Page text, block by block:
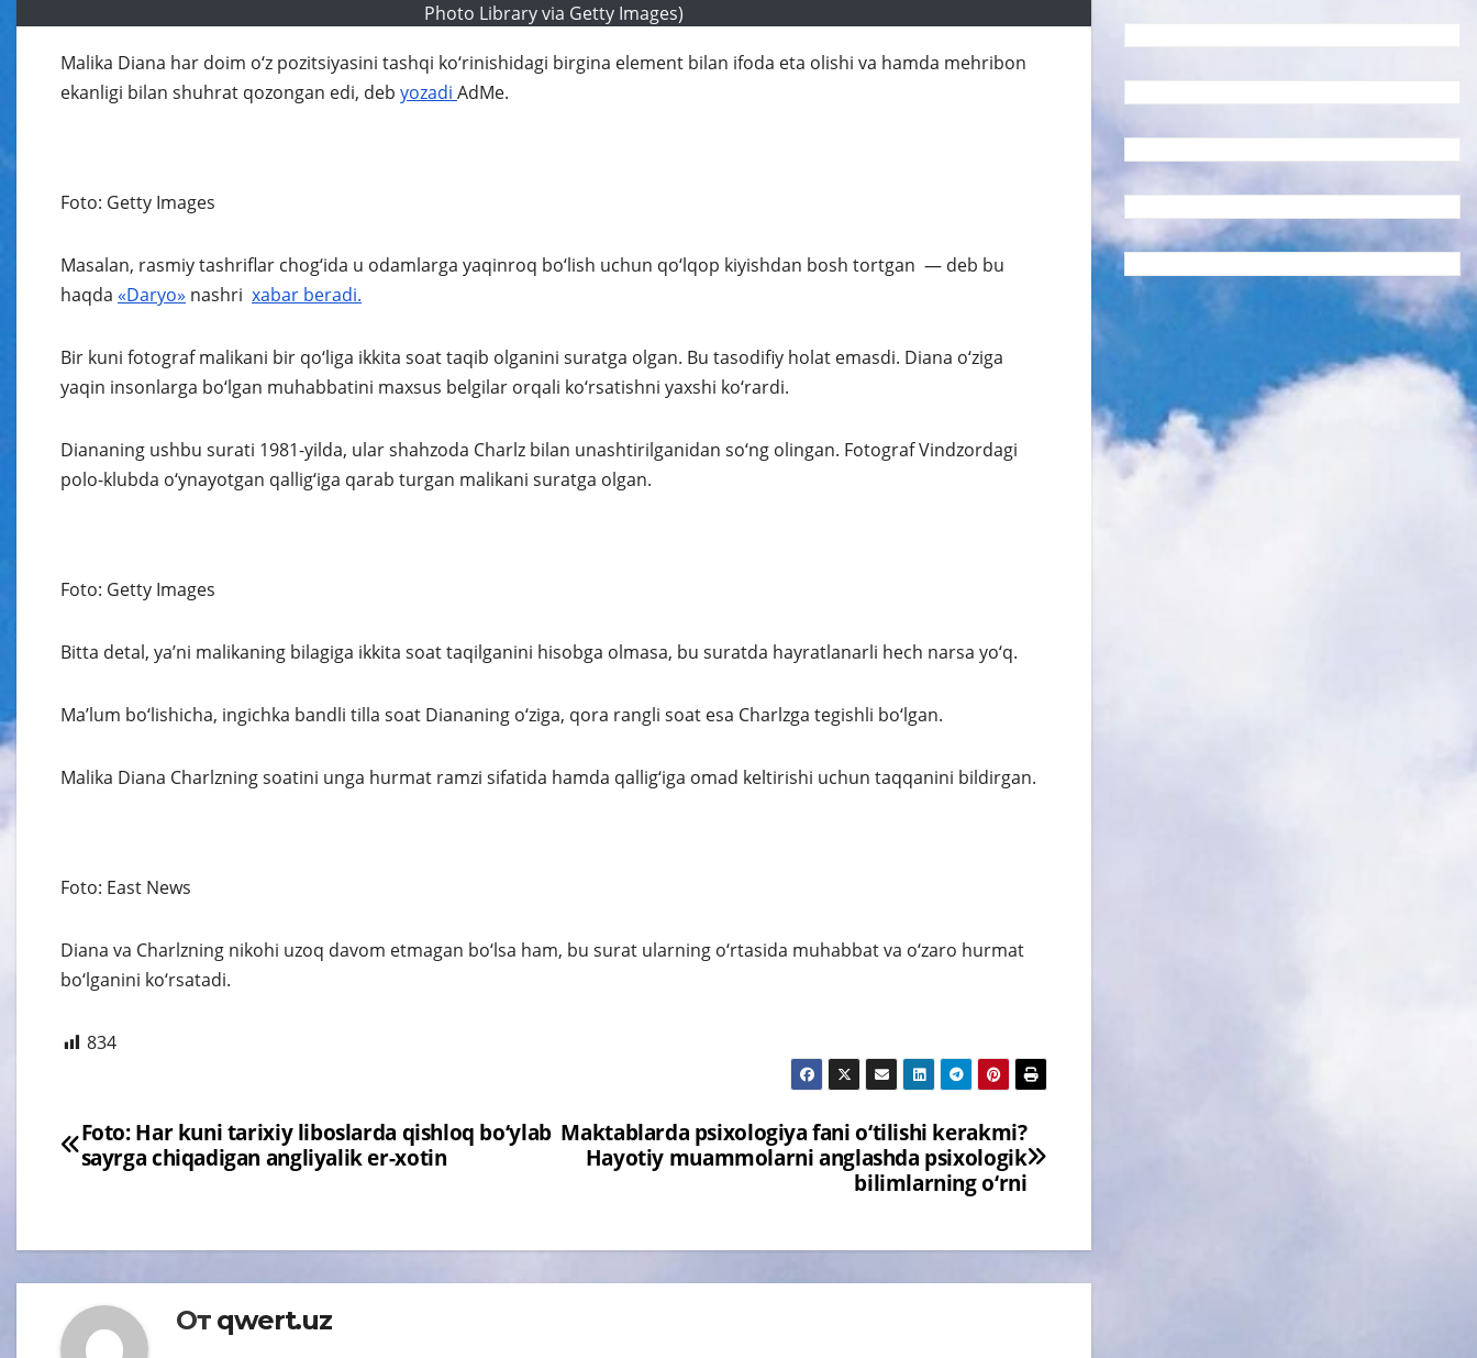
Photo Library via Getty Images)
Malika Diana har doim o‘z pozitsiyasini tashqi ko‘rinishidagi birgina element bilan ifoda eta olishi va hamda mehribon
ekanligi bilan shuhrat qozongan edi, deb yozadi AdMe.
Foto: Getty Images
Masalan, rasmiy tashriflar chog‘ida u odamlarga yaqinroq bo‘lish uchun qo‘lqop kiyishdan bosh tortgan — deb bu
haqda «Daryo» nashri xabar beradi.
Bir kuni fotograf malikani bir qo‘liga ikkita soat taqib olganini suratga olgan. Bu tasodifiy holat emasdi. Diana o‘ziga
yaqin insonlarga bo‘lgan muhabbatini maxsus belgilar orqali ko‘rsatishni yaxshi ko‘rardi.
Diananing ushbu surati 1981-yilda, ular shahzoda Charlz bilan unashtirilganidan so‘ng olingan. Fotograf Vindzordagi
polo-klubda o‘ynayotgan qallig‘iga qarab turgan malikani suratga olgan.
Foto: Getty Images
Bitta detal, ya’ni malikaning bilagiga ikkita soat taqilganini hisobga olmasa, bu suratda hayratlanarli hech narsa yo‘q.
Ma’lum bo‘lishicha, ingichka bandli tilla soat Diananing o‘ziga, qora rangli soat esa Charlzga tegishli bo‘lgan.
Malika Diana Charlzning soatini unga hurmat ramzi sifatida hamda qallig‘iga omad keltirishi uchun taqqanini bildirgan.
Foto: East News
Diana va Charlzning nikohi uzoq davom etmagan bo‘lsa ham, bu surat ularning o‘rtasida muhabbat va o‘zaro hurmat
bo‘lganini ko‘rsatadi.
834
Навигация
по
Maktablarda psixologiya fani o‘tilishi kerakmi?
Hayotiy muammolarni anglashda psixologik
bilimlarning o‘rni
Foto: Har kuni tarixiy liboslarda qishloq bo‘ylab
sayrga chiqadigan angliyalik er-xotin
От qwert.uz